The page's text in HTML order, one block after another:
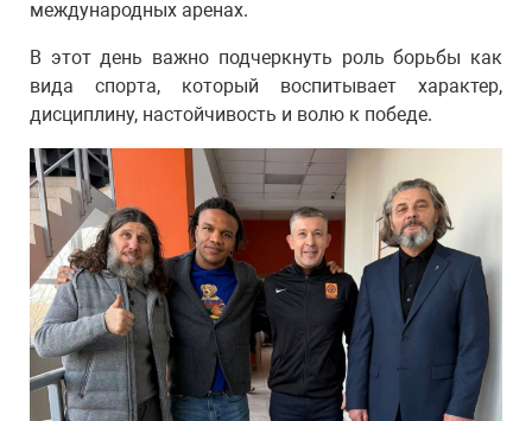
международных аренах.
В этот день важно подчеркнуть роль борьбы как
вида спорта, который воспитывает характер,
дисциплину, настойчивость и волю к победе.